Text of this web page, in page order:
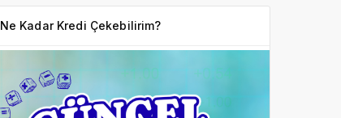
Ne Kadar Kredi Çekebilirim?